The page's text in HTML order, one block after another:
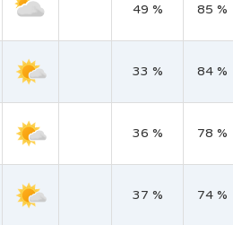
49 % 85 %
33 % 84 %
36 % 78 %
37 % 74 %